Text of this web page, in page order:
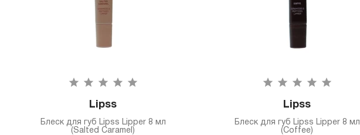
Lipss
Блеск для губ Lipss Lipper 8 мл
(Salted Caramel)
Lipss
Блеск для губ Lipss Lipper 8 мл
(Coffee)